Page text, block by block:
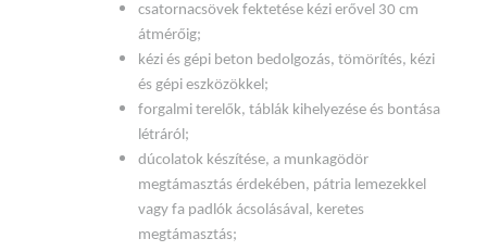
csatornacsövek fektetése kézi erővel 30 cm
átmérőig;
kézi és gépi beton bedolgozás, tömörítés, kézi
és gépi eszközökkel;
forgalmi terelők, táblák kihelyezése és bontása
létráról;
dúcolatok készítése, a munkagödör
megtámasztás érdekében, pátria lemezekkel
vagy fa padlók ácsolásával, keretes
megtámasztás;